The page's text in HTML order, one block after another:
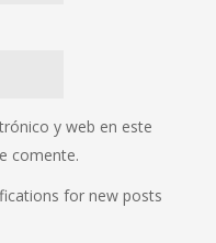
y web en este
comente.
for new posts